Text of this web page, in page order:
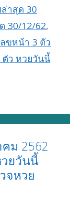
าสุด 30
30/12/62,
ลขหน้า 3 ตัว
ตัว หวยวันนี้
ม 2562
ยวันนี้
จหวย